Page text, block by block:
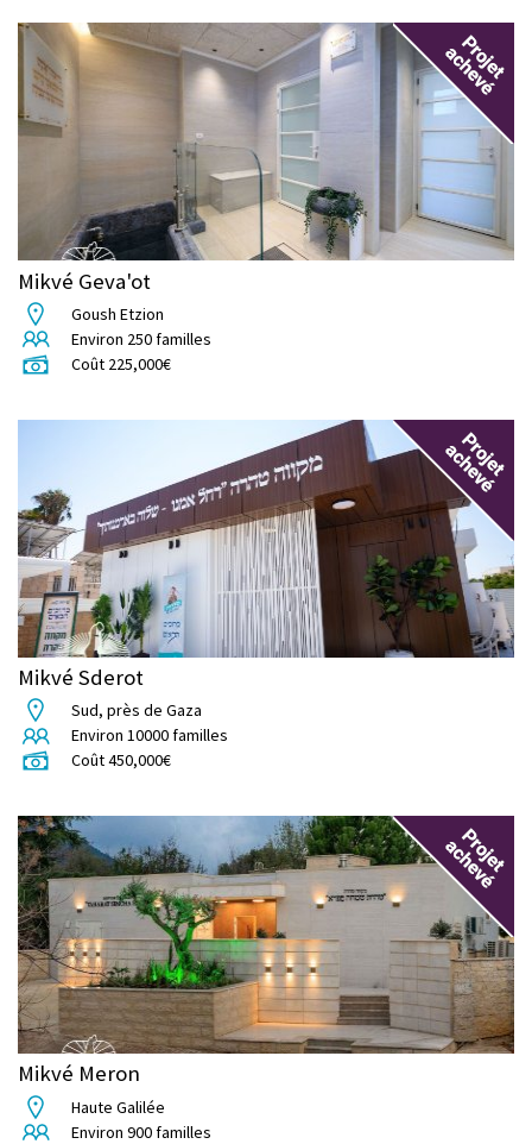
Mikvé Geva'ot
Goush Etzion
Environ 250familles
Coût 225,000€
Mikvé Sderot
Sud, près de Gaza
Environ 10000familles
Coût450,000€
Mikvé Meron
Haute Galilée
Environ 900familles